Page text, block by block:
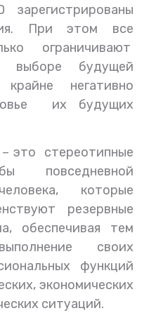
При этом все
ограничивают
выборе будущей
негативно
их будущих
это стереотипные
которые
резервные
обеспечивая тем
своих
функций
экономических
ситуаций.